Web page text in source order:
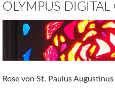
OLYMPUS DIGITAL
Rose von St. Paulus Augustinus